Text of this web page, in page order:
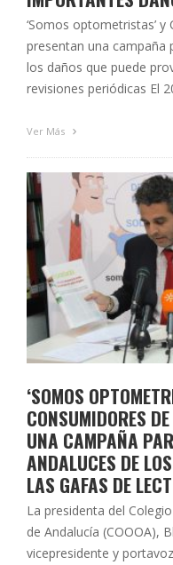
‘Somos optometristas’
presentan una campaña
los daños que puede
revisiones periódicas El
abandonan su uso por
Ver Más
‘SOMOS
CONSUMIDORES
UNA CAMPAÑA
ANDALUCES DE
LAS GAFAS DE
La presidenta del
de Andalucía (COOOA),
vicepresidente y